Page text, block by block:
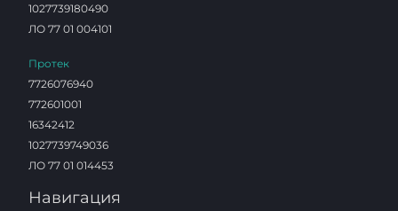
1027739180490
ЛО 77 01 004101
Протек
7726076940
772601001
16342412
1027739749036
ЛО 77 01 014453
Навигация